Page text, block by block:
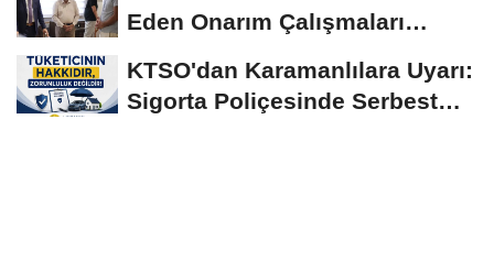
Eden Onarım Çalışmaları
KTSO'dan Karamanlılara Uyarı:
Sigorta Poliçesinde Serbest